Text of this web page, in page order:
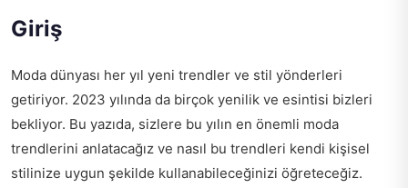
Giriş
Moda dünyası her yıl yeni trendler ve stil yönderleri
getiriyor. 2023 yılında da birçok yenilik ve esintisi bizleri
bekliyor. Bu yazıda, sizlere bu yılın en önemli moda
trendlerini anlatacağız ve nasıl bu trendleri kendi kişisel
stilinize uygun şekilde kullanabileceğinizi öğreteceğiz.